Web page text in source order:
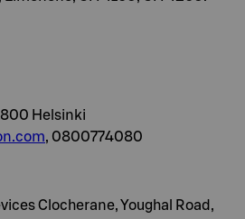
Helsinki
, 0800774080
Clocherane, Youghal Road,